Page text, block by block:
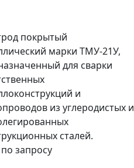
покрытый
марки ТМУ-21У,
для сварки
и
из углеродистых и
сталей.
запросу